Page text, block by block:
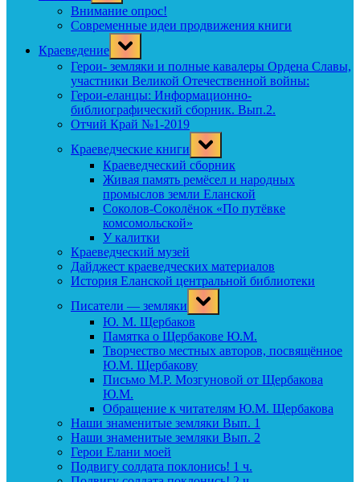
menu
Внимание опрос!
Современные идеи продвижения книги
Краеведение
Toggle
sub-
menu
Герои- земляки и полные кавалеры Ордена Славы,
участники Великой Отечественной войны:
Герои-еланцы: Информационно-
библиографический сборник. Вып.2.
Отчий Край №1-2019
Краеведческие книги
Toggle
sub-
menu
Краеведческий сборник
Живая память ремёсел и народных
промыслов земли Еланской
Соколов-Соколёнок «По путёвке
комсомольской»
У калитки
Краеведческий музей
Дайджест краеведческих материалов
История Еланской центральной библиотеки
Писатели — земляки
Toggle
sub-
menu
Ю. М. Щербаков
Памятка о Щербакове Ю.М.
Творчество местных авторов, посвящённое
Ю.М. Щербакову
Письмо М.Р. Мозгуновой от Щербакова
Ю.М.
Обращение к читателям Ю.М. Щербакова
Наши знаменитые земляки Вып. 1
Наши знаменитые земляки Вып. 2
Герои Елани моей
Подвигу солдата поклонись! 1 ч.